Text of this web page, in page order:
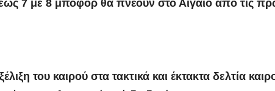
7 με 8 μποφόρ θα πνέουν στο Αιγαίο από τις
του καιρού στα τακτικά και έκτακτα δελτία